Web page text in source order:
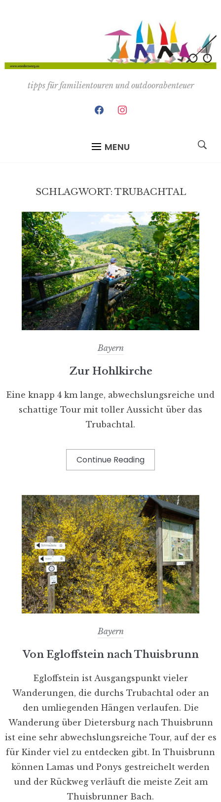
tipps für familientouren und outdoorabenteuer
facebookinstagram
MENU
SCHLAGWORT: TRUBACHTAL
Bayern
Zur Hohlkirche
Eine knapp 4 km lange, abwechslungsreiche und
schattige Tour mit toller Aussicht über das
Trubachtal.
Continue Reading
Bayern
Von Egloffstein nach Thuisbrunn
Egloffstein ist Ausgangspunkt vieler
Wanderungen, die durchs Trubachtal oder an
den umliegenden Hängen verlaufen. Die
Wanderung über Dietersburg nach Thuisbrunn
ist eine sehr abwechslungsreiche Tour, auf der es
für Kinder viel zu entdecken gibt. In Thuisbrunn
können Lamas und Ponys gestreichelt werden
und der Rückweg verläuft die meiste Zeit am
Thuisbrunner Bach.